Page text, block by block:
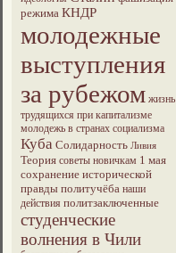
режима КНДР
молодежные
выступления
за рубежом жизнь
трудящихся при капитализме
молодежь в странах социализма
Куба Солидарность Ливия
Теория советы новичкам 1 мая
сохранение исторической
правды политучёба наши
действия политзаключенные
студенческие
волнения в Чили